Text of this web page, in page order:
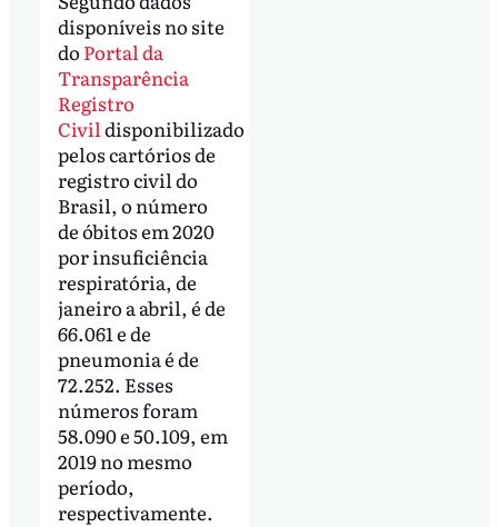
disponíveis no site
do Portal da
Transparência
Registro
Civil disponibilizado
pelos cartórios de
registro civil do
Brasil, o número
de óbitos em 2020
por insuficiência
respiratória, de
janeiro a abril, é de
66.061 e de
pneumonia é de
72.252. Esses
números foram
58.090 e 50.109, em
2019 no mesmo
período,
respectivamente.